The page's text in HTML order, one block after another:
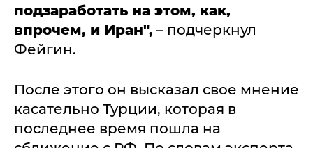
подзаработать на этом, как,
впрочем, и Иран", – подчеркнул
Фейгин.
После этого он высказал свое мнение
касательно Турции, которая в
последнее время пошла на